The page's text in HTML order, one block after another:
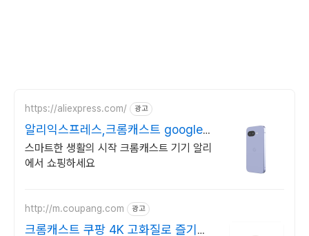
https://aliexpress.com/ 광고
알리익스프레스,크롬캐스트 google
알리익스프레스
스마트한 생활의 시작 크롬캐스트 기기 알리
에서 쇼핑하세요
http://m.coupang.com 광고
크롬캐스트 쿠팡 4K 고화질로 즐기는